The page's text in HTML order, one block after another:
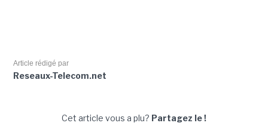
Article rédigé par
Reseaux-Telecom.net
Cet article vous a plu? Partagez le !